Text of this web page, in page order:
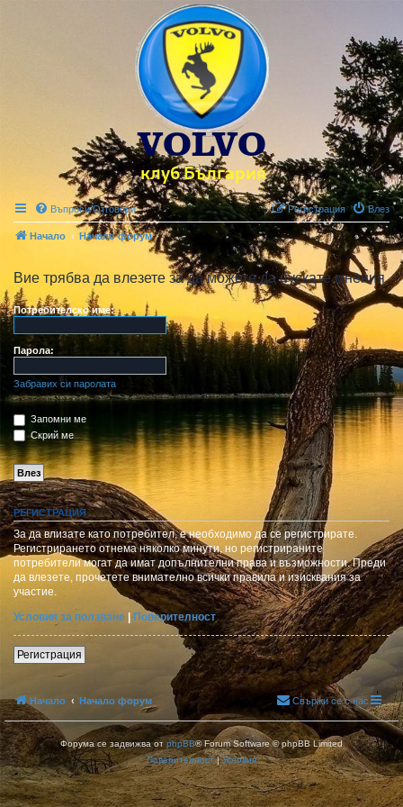
Въпроси/Отговори Влез
Регистрация
Начало Начало форум
Вие трябва да влезете за да можете да пускате мнения.
Потребителско име:
Парола:
Забравих си паролата
Запомни ме
Скрий ме
РЕГИСТРАЦИЯ
За да влизате като потребител, е необходимо да се регистрирате.
Регистрирането отнема няколко минути, но регистрираните
потребители могат да имат допълнителни права и възможности. Преди
да влезете, прочетете внимателно всички правила и изисквания за
участие.
Условия за ползване | Поверителност
Регистрация
Начало Начало форум Свържи се с нас
Форума се задвижва от phpBB® Forum Software © phpBB Limited
Поверителност|Условия